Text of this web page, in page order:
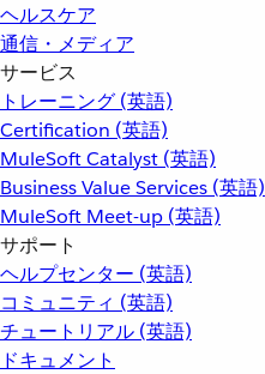
ヘルスケア
通信・メディア
サービス
トレーニング (英語)
Certification (英語)
MuleSoft Catalyst (英語)
Business Value Services (英語)
MuleSoft Meet-up (英語)
サポート
ヘルプセンター (英語)
コミュニティ (英語)
チュートリアル (英語)
ドキュメント